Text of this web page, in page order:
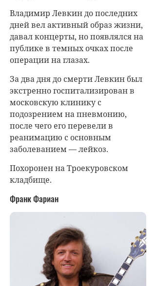
Владимир Левкиндо последних
дней вел активный образ жизни,
давал концерты, но появлялся на
публике в темных очках после
операции на глазах.
За два дня до смерти Левкин был
экстренно госпитализирован в
московскую клинику с
подозрением на пневмонию,
после чего его перевели в
реанимацию с основным
заболеванием — лейкоз.
Похоронен на Троекуровском
кладбище.
Франк Фариан